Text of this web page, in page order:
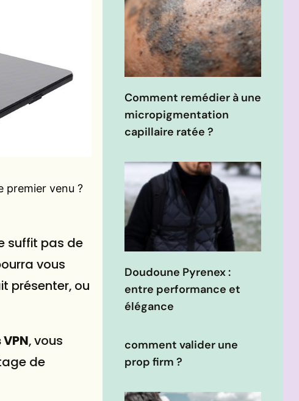
premier venu ?
suffit pas de
vous
présenter, ou
, vous
de
Comment remédier à une
micropigmentation
capillaire ratée ?
Doudoune Pyrenex :
entre performance et
élégance
comment valider une
prop firm ?